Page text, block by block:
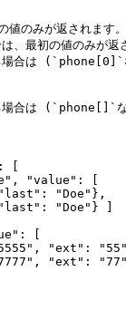
値のみが返されます
、最初の値のみが返
場合は (`phone[0]`
場合は (`phone[]`な
[
"value": [